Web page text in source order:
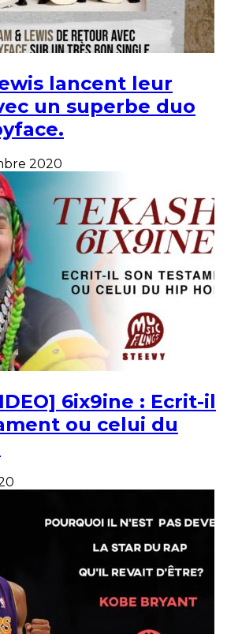
lancent leur
un superbe duo
2020
6ix9ine : Ecrit-il
ou celui du